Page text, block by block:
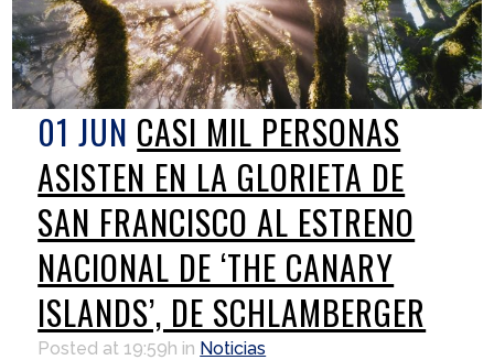
01 JUN CASI MIL PERSONAS
ASISTEN EN LA GLORIETA DE
SAN FRANCISCO AL ESTRENO
NACIONAL DE ‘THE CANARY
ISLANDS’, DE SCHLAMBERGER
Posted at 19:59h in Noticias